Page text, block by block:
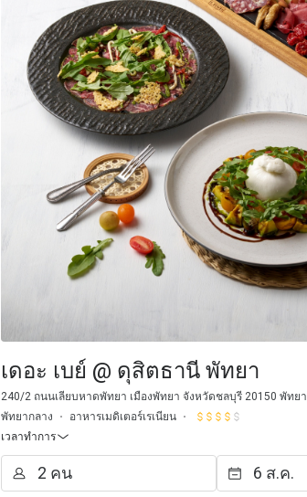
K
3 มี.ค. 2567
High quality food.  Nice view and good live
music.
เดอะ เบย์ @ ดุสิตธานี พัทยา
240/2 ถนนเลียบหาดพัทยา เมืองพัทยา จังหวัดชลบุรี 20150 พัทยา
พัทยากลาง
อาหารเมดิเตอร์เรเนียน
เวลาทำการ